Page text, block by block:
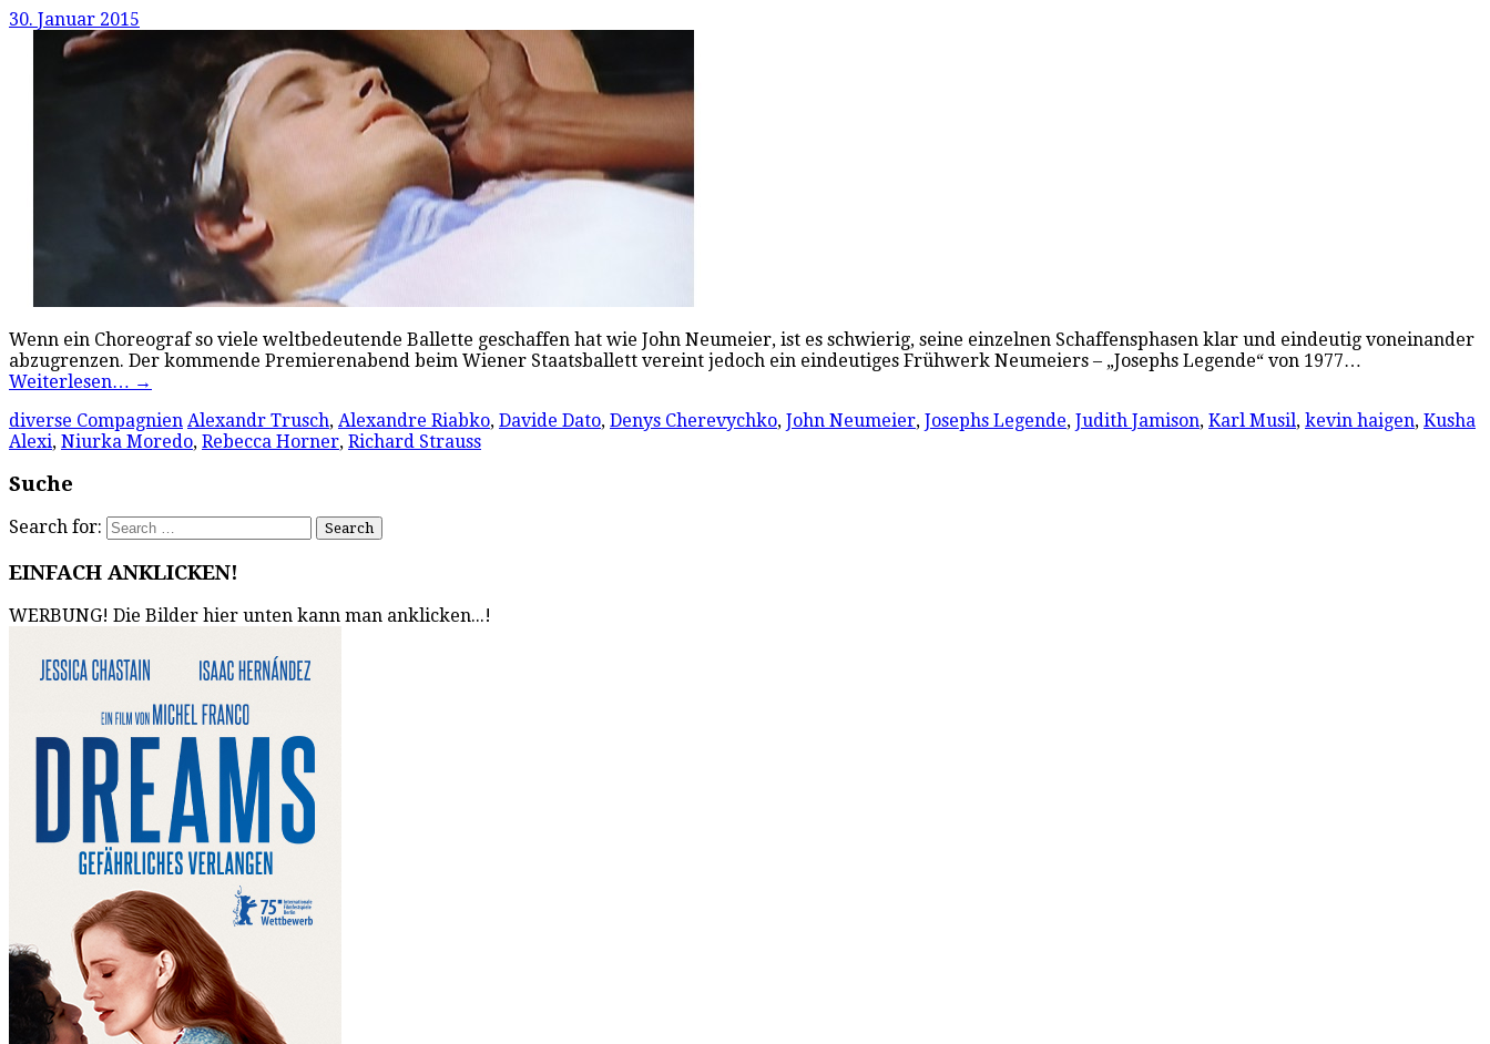
30. Januar 2015
Wenn ein Choreograf so viele weltbedeutende Ballette geschaffen hat wie John Neumeier, ist es schwierig, seine einzelnen Schaffensphasen klar und eindeutig voneinander
abzugrenzen. Der kommende Premierenabend beim Wiener Staatsballett vereint jedoch ein eindeutiges Frühwerk Neumeiers – „Josephs Legende“ von 1977…
Weiterlesen… →
diverse Compagnien Alexandr Trusch, Alexandre Riabko, Davide Dato, Denys Cherevychko, John Neumeier, Josephs Legende, Judith Jamison, Karl Musil, kevin haigen, Kusha
Alexi, Niurka Moredo, Rebecca Horner, Richard Strauss
Suche
Search for:
EINFACH ANKLICKEN!
WERBUNG! Die Bilder hier unten kann man anklicken...!